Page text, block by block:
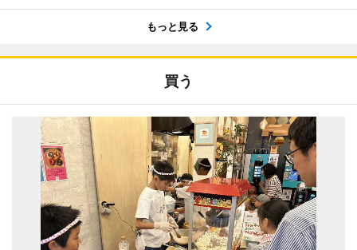
もっと見る
買う